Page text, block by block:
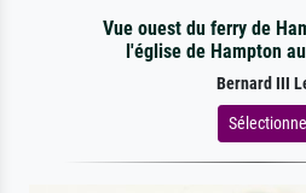
Vue ouest du ferry de
l'église de Hampton
Bernard III